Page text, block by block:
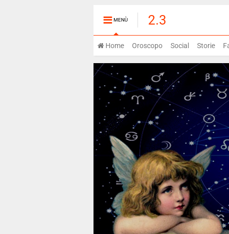
MENÙ 2.3
Home Oroscopo Social Storie